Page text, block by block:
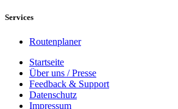
Services
Routenplaner
Startseite
Über uns / Presse
Feedback & Support
Datenschutz
Impressum